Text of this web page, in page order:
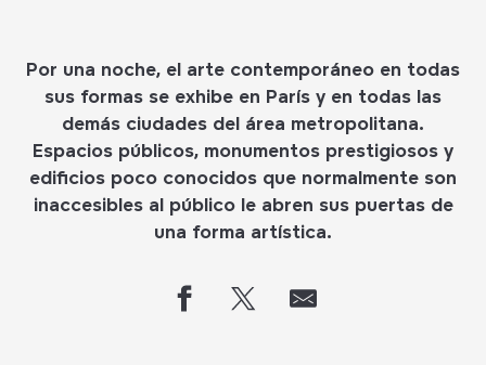
Por una noche, el arte contemporáneo en todas
sus formas se exhibe en París y en todas las
demás ciudades del área metropolitana.
Espacios públicos, monumentos prestigiosos y
edificios poco conocidos que normalmente son
inaccesibles al público le abren sus puertas de
una forma artística.